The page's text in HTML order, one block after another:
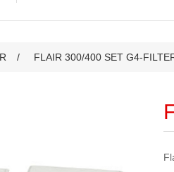
/ FLAIR 300/400 SET G4-